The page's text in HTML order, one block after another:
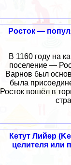
Росток —
В 1160 году на
поселение —
Варнов был
была
Росток вошёл в
Кетут Лийер
целителя или